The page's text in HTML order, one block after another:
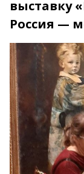
выставку
Россия —